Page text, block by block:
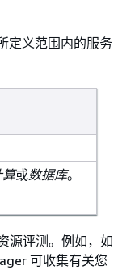
定义范围内的服务
算或数据库。
源评测。例如，如
可收集有关您